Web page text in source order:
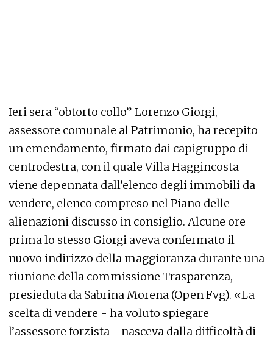
Ieri sera “obtorto collo” Lorenzo Giorgi,
assessore comunale al Patrimonio, ha recepito
un emendamento, firmato dai capigruppo di
centrodestra, con il quale Villa Haggincosta
viene depennata dall’elenco degli immobili da
vendere, elenco compreso nel Piano delle
alienazioni discusso in consiglio. Alcune ore
prima lo stesso Giorgi aveva confermato il
nuovo indirizzo della maggioranza durante una
riunione della commissione Trasparenza,
presieduta da Sabrina Morena (Open Fvg). «La
scelta di vendere - ha voluto spiegare
l’assessore forzista - nasceva dalla difficoltà di